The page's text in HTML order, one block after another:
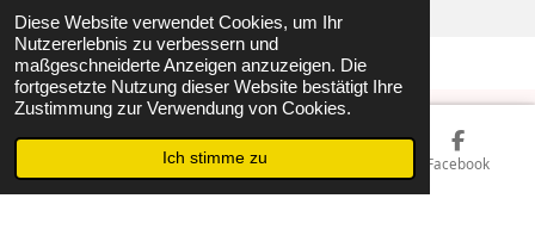
Diese Website verwendet Cookies, um Ihr
Nutzererlebnis zu verbessern und
maßgeschneiderte Anzeigen anzuzeigen. Die
fortgesetzte Nutzung dieser Website bestätigt Ihre
Zustimmung zur Verwendung von Cookies.
Ich stimme zu
© 2023 Sailing / Hollands Glorie
Telefon Facebook